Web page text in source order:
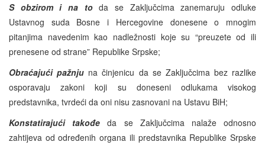
S obzirom i na toda se Zaključcima zanemaruju odluke
Ustavnog suda Bosne i Hercegovine donesene o mnogim
pitanjima navedenim kao nadležnosti koje su “preuzete od ili
prenesene od strane” Republike Srpske;
Obraćajući pažnju na činjenicu da se Zaključcima bez razlike
osporavaju zakoni koji su doneseni odlukama visokog
predstavnika, tvrdeći da oni nisu zasnovani na Ustavu BiH;
Konstatirajući takođeda se Zaključcima nalaže odnosno
zahtijeva od određenih organa ili predstavnika Republike Srpske